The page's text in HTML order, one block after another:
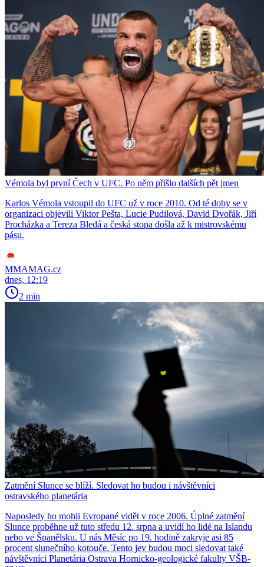
Vémola byl první Čech v UFC. Po něm přišlo dalších pět jmen
Karlos Vémola vstoupil do UFC už v roce 2010. Od té doby se v
organizaci objevili Viktor Pešta, Lucie Pudilová, David Dvořák, Jiří
Procházka a Tereza Bledá a česká stopa došla až k mistrovskému
pásu.
MMAMAG.cz
dnes, 12:19
2 min
Zatmění Slunce se blíží. Sledovat ho budou i návštěvníci
ostravského planetária
Naposledy ho mohli Evropané vidět v roce 2006. Úplné zatmění
Slunce proběhne už tuto středu 12. srpna a uvidí ho lidé na Islandu
nebo ve Španělsku. U nás Měsíc po 19. hodině zakryje asi 85
procent slunečního kotouče. Tento jev budou moci sledovat také
návštěvníci Planetária Ostrava Hornicko-geologické fakulty VŠB-